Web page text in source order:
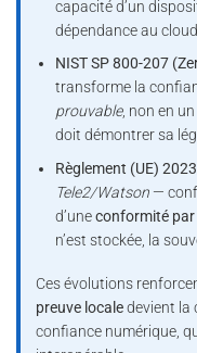
capacité d’un
dépendance au cloud.
NIST SP 800-207
transforme la
prouvable, non en
doit démontrer sa
Règlement (UE)
Tele2/Watson —
d’uneconformité par
n’est stockée, la
Ces évolutions
preuve localedevient la
confiance numérique,